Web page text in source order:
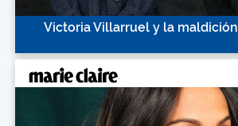
Victoria Villarruel y la